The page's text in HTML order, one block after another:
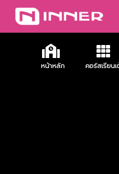
เ
ลอ
หน้าหลัก คอร์สเรียน